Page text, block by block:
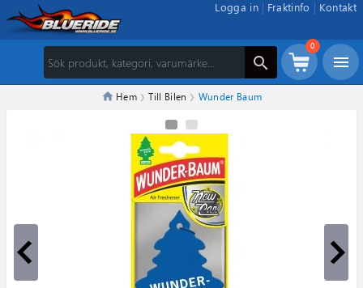
Kontakt
Fraktinfo
Logga in
search
0
menu
Hem Till Bilen Wunder Baum